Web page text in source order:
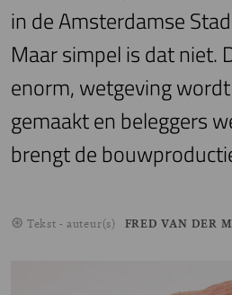
in de Amsterdamse
Maar simpel is dat niet.
enorm, wetgeving
gemaakt en beleggers
brengt de
Tekst - auteur(s) FRED VAN DER